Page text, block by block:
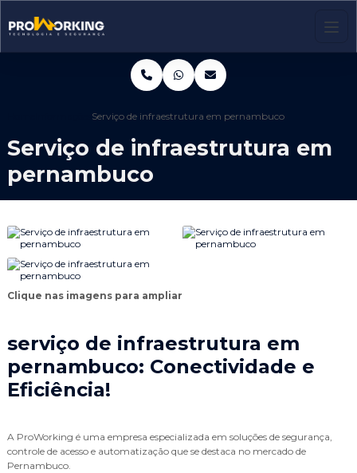
Serviço de infraestrutura em pernambuco
Serviço de infraestrutura em
pernambuco
Clique nas imagens para ampliar
serviço de infraestrutura em
pernambuco: Conectividade e
Eficiência!
A ProWorking é uma empresa especializada em soluções de segurança,
controle de acesso e automatização que se destaca no mercado de
Pernambuco.